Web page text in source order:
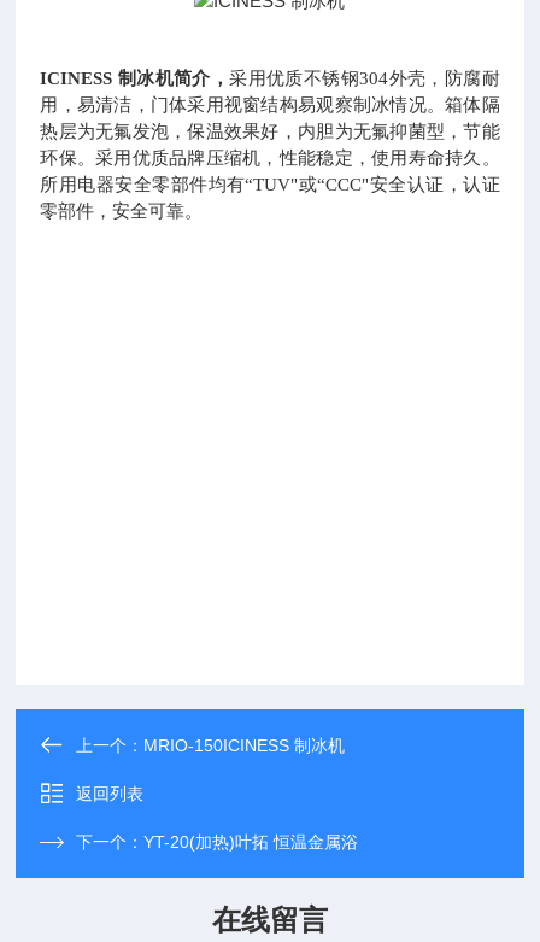
ICINESS 制冰机简介，采用优质不锈钢304外壳，防腐耐
用，易清洁，门体采用视窗结构易观察制冰情况。箱体隔
热层为无氟发泡，保温效果好，内胆为无氟抑菌型，节能
环保。采用优质品牌压缩机，性能稳定，使用寿命持久。
所用电器安全零部件均有“TUV"或“CCC"安全认证，认证
零部件，安全可靠。
上一个： MRIO-150ICINESS 制冰机
返回列表
下一个：YT-20(加热)叶拓 恒温金属浴
在线留言